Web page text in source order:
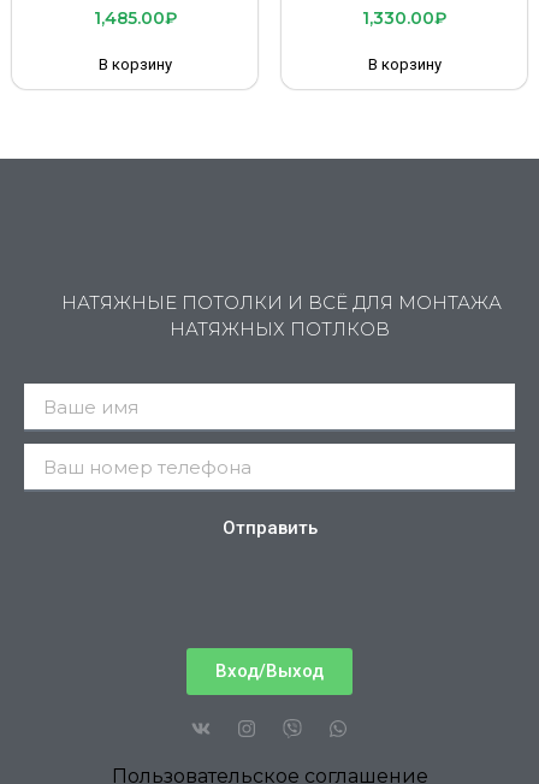
1,485.00₽
В корзину
1,330.00₽
В корзину
НАТЯЖНЫЕ ПОТОЛКИ И ВСЁ ДЛЯ МОНТАЖА
НАТЯЖНЫХ ПОТЛКОВ
Отправить
Вход/Выход
Пользовательское соглашение